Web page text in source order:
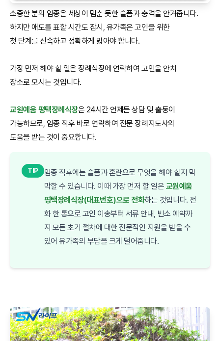
소중한 분의 임종은 세상이 멈춘 듯한 슬픔과 충격을 안겨줍니다.
하지만 애도를 표할 시간도 잠시, 유가족은 고인을 위한
첫 단계를 신속하고 정확하게 밟아야 합니다.
가장 먼저 해야 할 일은 장례식장에 연락하여 고인을 안치
장소로 모시는 것입니다.
교원예움 평택장례식장은 24시간 언제든 상담 및 출동이
가능하므로, 임종 직후 바로 연락하여 전문 장례지도사의
도움을 받는 것이 중요합니다.
TIP
임종 직후에는 슬픔과 혼란으로 무엇을 해야 할지 막
막할 수 있습니다. 이때 가장 먼저 할 일은 교원예움
평택장례식장(대표번호)으로 전화하는 것입니다. 전
화 한 통으로 고인 이송부터 서류 안내, 빈소 예약까
지 모든 초기 절차에 대한 전문적인 지원을 받을 수
있어 유가족의 부담을 크게 덜어줍니다.